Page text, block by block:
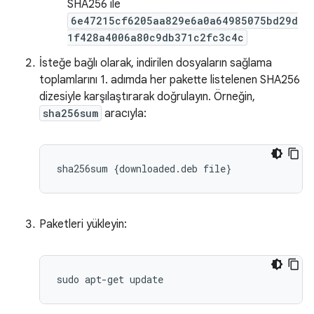
SHA256 ile
6e47215cf6205aa829e6a0a64985075bd29d
1f428a4006a80c9db371c2fc3c4c
İsteğe bağlı olarak, indirilen dosyaların sağlama
toplamlarını 1. adımda her pakette listelenen SHA256
dizesiyle karşılaştırarak doğrulayın. Örneğin,
sha256sum aracıyla:
sha256sum {downloaded .deb file}
Paketleri yükleyin: